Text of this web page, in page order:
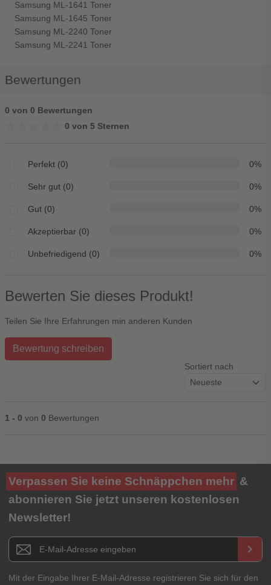
Samsung ML-1641 Toner
Samsung ML-1645 Toner
Samsung ML-2240 Toner
Samsung ML-2241 Toner
Bewertungen
0 von 0 Bewertungen
0 von 5 Sternen
Perfekt (0) 0%
Sehr gut (0) 0%
Gut (0) 0%
Akzeptierbar (0) 0%
Unbefriedigend (0) 0%
Bewerten Sie dieses Produkt!
Teilen Sie Ihre Erfahrungen min anderen Kunden
Bewertung schreiben
Sortiert nach
1 - 0 von 0 Bewertungen
Ihre Bewertung**
★★★★★
Titel**
E-Mail-Adresse
Ihr Passwort
Verpassen Sie keine Schnäppchen mehr &
abonnieren Sie jetzt unseren kostenlosen
Newsletter!
Newsletter E-Mail Adresse keyboard_arrow_right
Mit der Eingabe Ihrer E-Mail-Adresse registrieren Sie sich für den